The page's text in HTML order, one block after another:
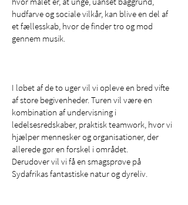
hudfarve og sociale vilkår, kan blive en del af
et fællesskab, hvor de finder tro og mod
gennem musik.
I løbet af de to uger vil vi opleve en bred vifte
af store begivenheder. Turen vil være en
kombination af undervisning i
ledelsesredskaber, praktisk teamwork, hvor vi
hjælper mennesker og organisationer, der
allerede gør en forskel i området.
Derudover vil vi få en smagsprøve på
Sydafrikas fantastiske natur og dyreliv.